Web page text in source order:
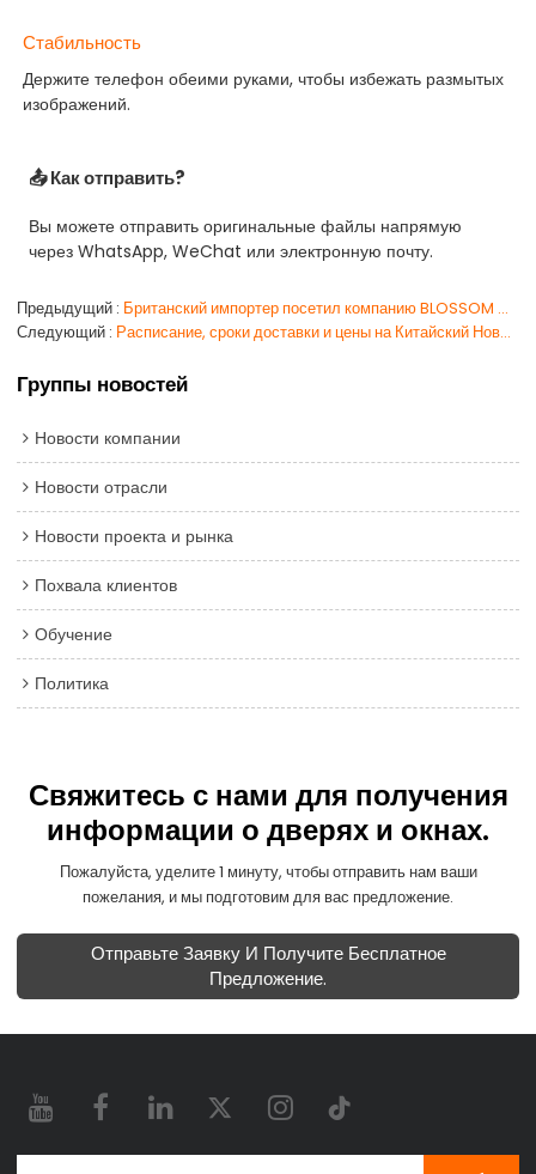
Стабильность
Держите телефон обеими руками, чтобы избежать размытых
изображений.
📤 Как отправить?
Вы можете отправить оригинальные файлы напрямую
через WhatsApp, WeChat или электронную почту.
Предыдущий
Британский импортер посетил компанию BLOSSOM CHEER для оценки производственных мощностей для жилого проекта.
Следующий
Расписание, сроки доставки и цены на Китайский Новый год 2026
Группы новостей
Новости компании
Новости отрасли
Новости проекта и рынка
Похвала клиентов
Обучение
Политика
Свяжитесь с нами для получения
информации о дверях и окнах.
Пожалуйста, уделите 1 минуту, чтобы отправить нам ваши
пожелания, и мы подготовим для вас предложение.
Отправьте Заявку И Получите Бесплатное
Предложение.